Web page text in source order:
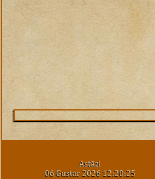
Astăzi
06 Gustar 2026 12:20:25